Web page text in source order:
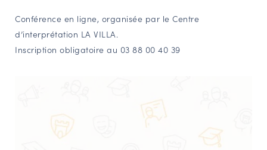
Service Inventaire et Patrimoines de la Région Grand Est
Étudiants & chercheurs
Conférence en ligne, organisée par le Centre
d’interprétation LA VILLA.
Inscription obligatoire au 03 88 00 40 39